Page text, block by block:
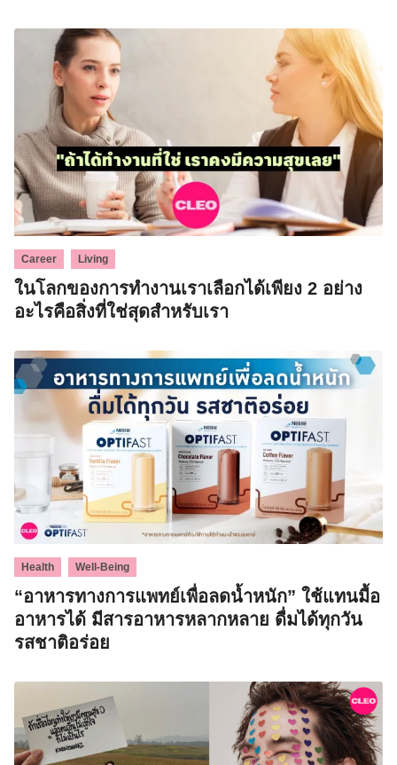
Career Living
ในโลกของการทำงานเราเลือกได้เพียง 2 อย่าง
อะไรคือสิ่งที่ใช่สุดสำหรับเรา
Health Well-Being
“อาหารทางการแพทย์เพื่อลดน้ำหนัก” ใช้แทนมื้อ
อาหารได้ มีสารอาหารหลากหลาย ดื่มได้ทุกวัน
รสชาติอร่อย